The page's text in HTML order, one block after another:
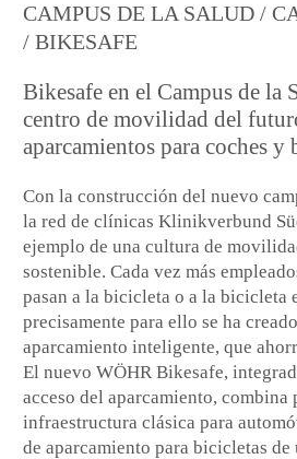
CAMPUS DE LA SALUD /
/ BIKESAFE
Bikesafe en el Campus de la
centro de movilidad del
aparcamientos para coches y
Con la construcción del nuevo
la red de clínicas Klinikverbund
ejemplo de una cultura de
sostenible. Cada vez más
pasan a la bicicleta o a la bicicleta
precisamente para ello se ha
aparcamiento inteligente, que
El nuevo WÖHR Bikesafe,
acceso del aparcamiento, combina
infraestructura clásica para
de aparcamiento para bicicletas